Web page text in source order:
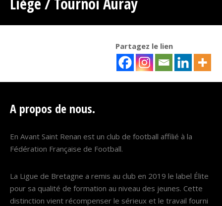
Partagez le lien
A propos de nous.
En Avant Saint Renan est un club de football affilié à la
Fédération Française de Football.
La Ligue de Bretagne a remis au club en 2019 le label Élite
pour sa qualité de formation au niveau des jeunes. Cette
distinction vient récompenser le sérieux et le travail fourni